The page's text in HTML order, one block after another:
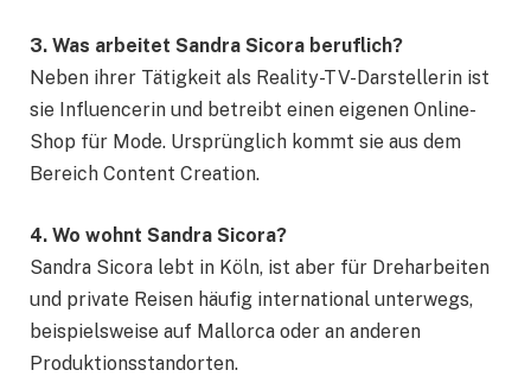
3. Was arbeitet Sandra Sicora beruflich?
Neben ihrer Tätigkeit als Reality-TV-Darstellerin ist
sie Influencerin und betreibt einen eigenen Online-
Shop für Mode. Ursprünglich kommt sie aus dem
Bereich Content Creation.
4. Wo wohnt Sandra Sicora?
Sandra Sicora lebt in Köln, ist aber für Dreharbeiten
und private Reisen häufig international unterwegs,
beispielsweise auf Mallorca oder an anderen
Produktionsstandorten.